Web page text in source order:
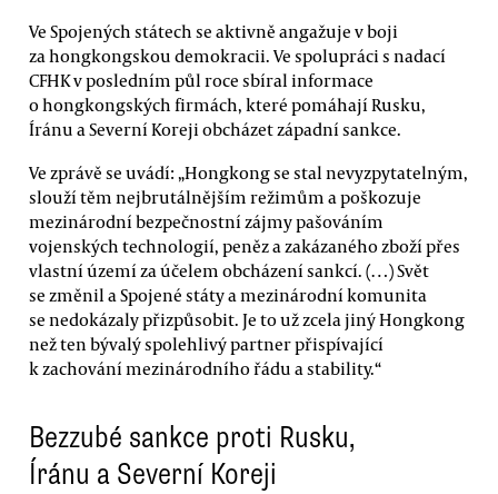
Ve Spojených státech se aktivně angažuje v boji
za hongkongskou demokracii. Ve spolupráci s nadací
CFHK v posledním půl roce sbíral informace
o hongkongských firmách, které pomáhají Rusku,
Íránu a Severní Koreji obcházet západní sankce.
Ve zprávě se uvádí: „Hongkong se stal nevyzpytatelným,
slouží těm nejbrutálnějším režimům a poškozuje
mezinárodní bezpečnostní zájmy pašováním
vojenských technologií, peněz a zakázaného zboží přes
vlastní území za účelem obcházení sankcí. (…) Svět
se změnil a Spojené státy a mezinárodní komunita
se nedokázaly přizpůsobit. Je to už zcela jiný Hongkong
než ten bývalý spolehlivý partner přispívající
k zachování mezinárodního řádu a stability.“
Bezzubé sankce proti Rusku,
Íránu a Severní Koreji